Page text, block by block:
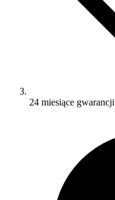
24 miesiące gwarancji